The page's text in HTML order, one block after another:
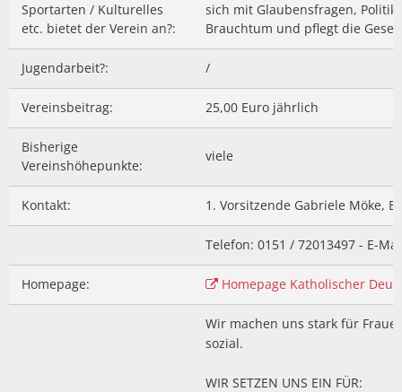
Vereine
Bildergalerie
Sportarten / Kulturelles
etc. bietet der Verein an?:
sich mit Glaubensfragen,
Brauchtum und pflegt die
Jugendarbeit?: /
Vereinsbeitrag: 25,00 Euro jährlich
Bisherige
Vereinshöhepunkte:
viele
Kontakt: 1. Vorsitzende Gabriele Möke,
Telefon: 0151 / 72013497 - E-
Homepage: Homepage Katholischer
Wir machen uns stark für
sozial.
WIR SETZEN UNS EIN FÜR: